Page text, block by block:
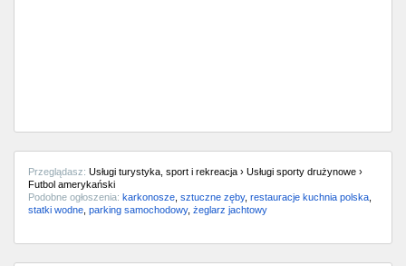
Przeglądasz: Usługi turystyka, sport i rekreacja › Usługi sporty drużynowe ›
Futbol amerykański
Podobne ogłoszenia: karkonosze sztuczne zęby, restauracje kuchnia polska
statki wodne parking samochodowy, żeglarz jachtowy